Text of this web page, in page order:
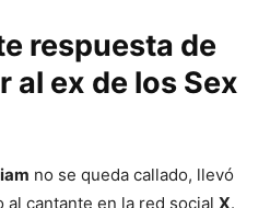
respuesta de
al ex de los Sex
no se queda callado, llevó
cantante en la red social X.